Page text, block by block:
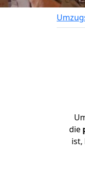
die
ist,